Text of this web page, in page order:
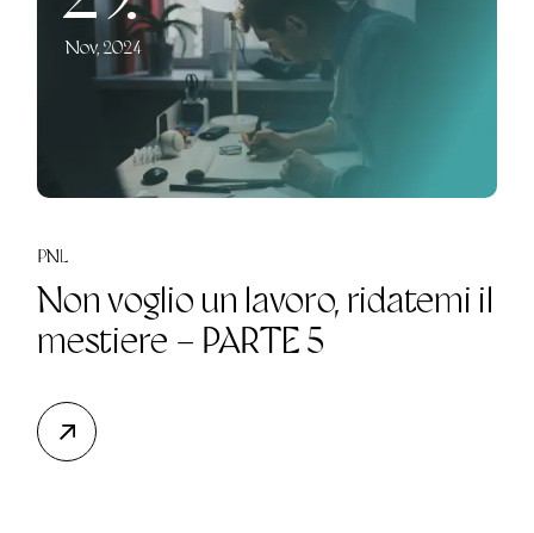
Nov, 2024
PNL
Non voglio un lavoro, ridatemi il
mestiere – PARTE 5